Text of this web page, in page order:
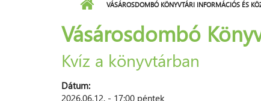
VÁSÁROSDOMBÓ KÖNYVTÁRI INFORMÁCIÓS ÉS
Vásárosdombó
Kvíz a könyvtárban
Dátum:
2026.06.12. - 17:00 péntek